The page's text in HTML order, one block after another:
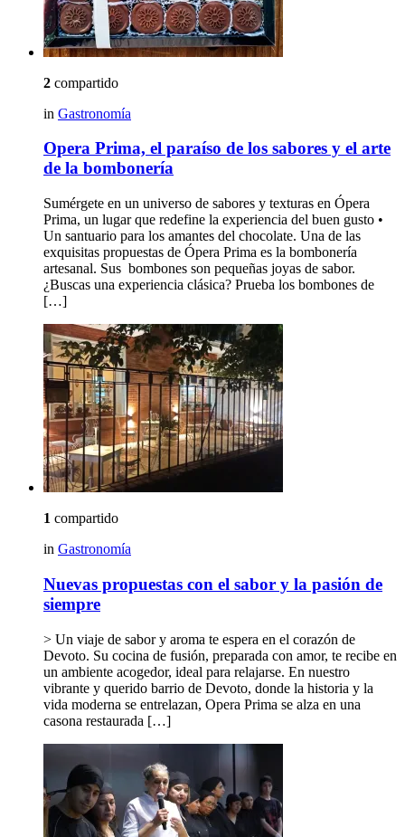
2 compartido
in Gastronomía
Opera Prima, el paraíso de los sabores y el arte
de la bombonería
Sumérgete en un universo de sabores y texturas en Ópera
Prima, un lugar que redefine la experiencia del buen gusto •
Un santuario para los amantes del chocolate. Una de las
exquisitas propuestas de Ópera Prima es la bombonería
artesanal. Sus bombones son pequeñas joyas de sabor.
¿Buscas una experiencia clásica? Prueba los bombones de
[…]
1 compartido
in Gastronomía
Nuevas propuestas con el sabor y la pasión de
siempre
> Un viaje de sabor y aroma te espera en el corazón de
Devoto. Su cocina de fusión, preparada con amor, te recibe en
un ambiente acogedor, ideal para relajarse. En nuestro
vibrante y querido barrio de Devoto, donde la historia y la
vida moderna se entrelazan, Opera Prima se alza en una
casona restaurada […]